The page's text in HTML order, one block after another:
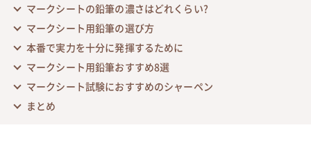
マークシートの鉛筆の濃さはどれくらい?
マークシート用鉛筆の選び方
本番で実力を十分に発揮するために
マークシート用鉛筆おすすめ8選
マークシート試験におすすめのシャーペン
まとめ